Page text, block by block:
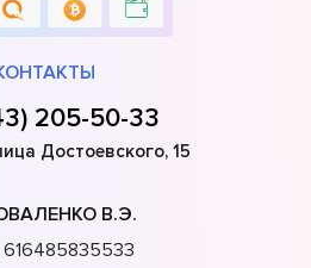
205-50-33
Достоевского, 15
В.Э.
616485835533